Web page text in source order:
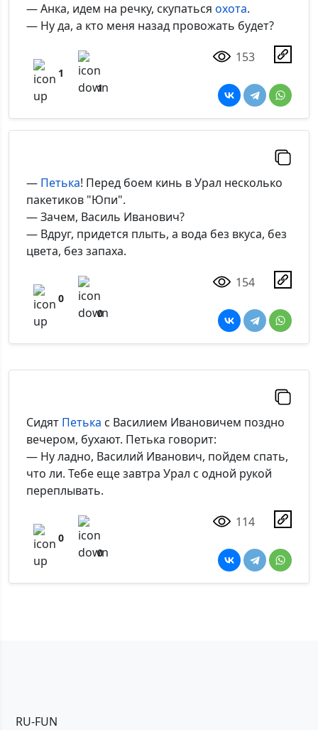
— Анка, идем на речку, скупаться охота.
— Ну да, а кто меня назад провожать будет?
1
1
153
— Петька! Перед боем кинь в Урал несколько
пакетиков "Юпи".
— Зачем, Василь Иванович?
— Вдруг, придется плыть, а вода без вкуса, без
цвета, без запаха.
0
0
154
Сидят Петька с Василием Ивановичем поздно
вечером, бухают. Петька говорит:
— Ну ладно, Василий Иванович, пойдем спать,
что ли. Тебе еще завтра Урал с одной рукой
переплывать.
0
0
114
RU-FUN